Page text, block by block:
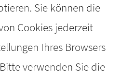
Sie können die
Cookies jederzeit
Ihres Browsers
verwenden Sie die